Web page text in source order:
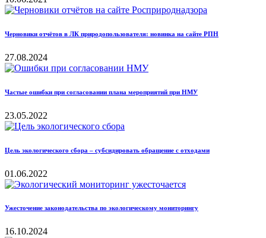
Черновики отчётов в ЛК природопользователя: новинка на сайте РПН
27.08.2024
Частые ошибки при согласовании плана мероприятий при НМУ
23.05.2022
Цель экологического сбора – субсидировать обращение с отходами
01.06.2022
Ужесточение законодательства по экологическому мониторингу
16.10.2024